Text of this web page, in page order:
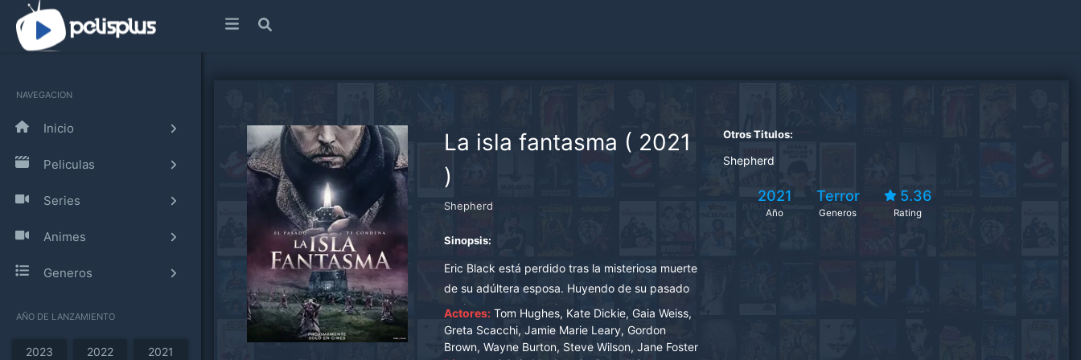
NAVEGACION
Inicio
Peliculas
Series
Animes
Generos
AÑO DE LANZAMIENTO
2023 2022 2021
La isla fantasma ( 2021
)
Shepherd
Sinopsis:
Eric Black está perdido tras la misteriosa muerte
de su adúltera esposa. Huyendo de su pasado
hacia un nuevo trabajo como pastor, se
encuentra atrapado y solo en una isla
majestuosa y erosionada con un secreto que no
Actores: Tom Hughes, Kate Dickie, Gaia Weiss,
Greta Scacchi, Jamie Marie Leary, Gordon
Brown, Wayne Burton, Steve Wilson, Jane Foster
Otros Titulos:
Shepherd
2021
Año
Terror
Generos
5.36
Rating